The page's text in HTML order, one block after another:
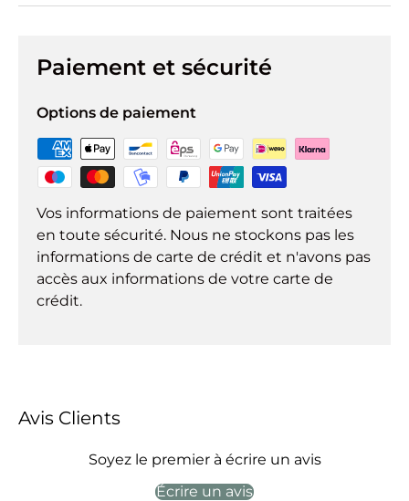
Paiement et sécurité
Options de paiement
Vos informations de paiement sont traitées
en toute sécurité. Nous ne stockons pas les
informations de carte de crédit et n'avons pas
accès aux informations de votre carte de
crédit.
Avis Clients
Soyez le premier à écrire un avis
Écrire un avis